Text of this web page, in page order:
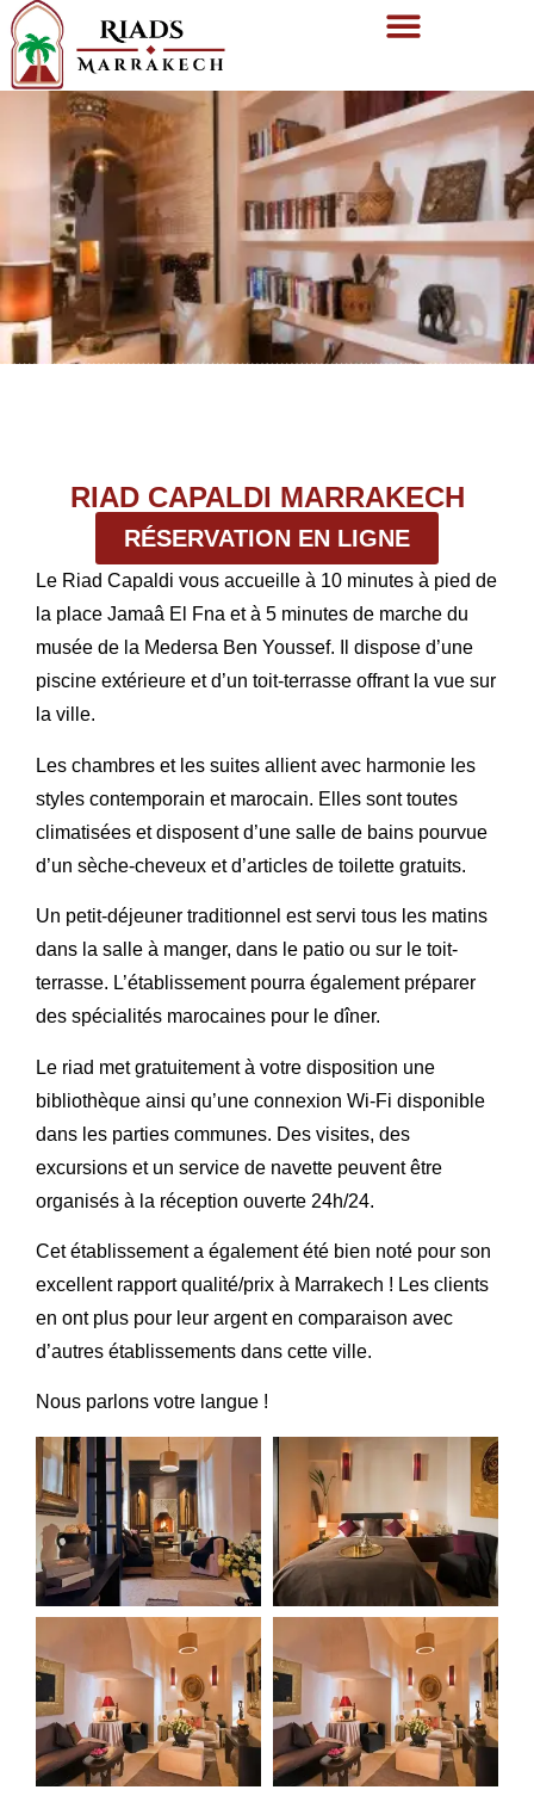
RIAD CAPALDI MARRAKECH
RÉSERVATION EN LIGNE
Le Riad Capaldi vous accueille à 10 minutes à pied de
la place Jamaâ El Fna et à 5 minutes de marche du
musée de la Medersa Ben Youssef. Il dispose d’une
piscine extérieure et d’un toit-terrasse offrant la vue sur
la ville.
Les chambres et les suites allient avec harmonie les
styles contemporain et marocain. Elles sont toutes
climatisées et disposent d’une salle de bains pourvue
d’un sèche-cheveux et d’articles de toilette gratuits.
Un petit-déjeuner traditionnel est servi tous les matins
dans la salle à manger, dans le patio ou sur le toit-
terrasse. L’établissement pourra également préparer
des spécialités marocaines pour le dîner.
Le riad met gratuitement à votre disposition une
bibliothèque ainsi qu’une connexion Wi-Fi disponible
dans les parties communes. Des visites, des
excursions et un service de navette peuvent être
organisés à la réception ouverte 24h/24.
Cet établissement a également été bien noté pour son
excellent rapport qualité/prix à Marrakech ! Les clients
en ont plus pour leur argent en comparaison avec
d’autres établissements dans cette ville.
Nous parlons votre langue !